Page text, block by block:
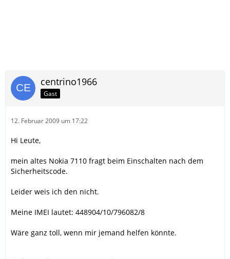
centrino1966
Gast
12. Februar 2009 um 17:22
Hi Leute,
mein altes Nokia 7110 fragt beim Einschalten nach dem
Sicherheitscode.
Leider weis ich den nicht.
Meine IMEI lautet: 448904/10/796082/8
Wäre ganz toll, wenn mir jemand helfen könnte.